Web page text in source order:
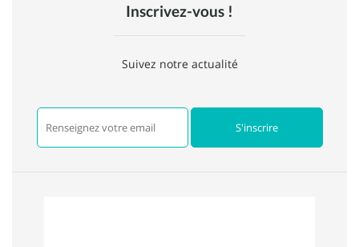
Inscrivez-vous !
Suivez notre actualité